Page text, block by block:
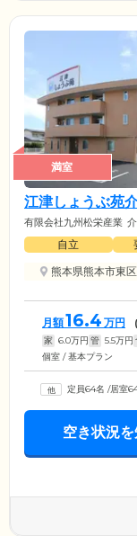
満室
江津しょうぶ苑
有限会社九州松栄産業
自立
熊本県熊本市東
月額16.4 万円
家 6.0万円 管 5.5万円
個室 / 基本プラン
定員64名 /居室
空き状況